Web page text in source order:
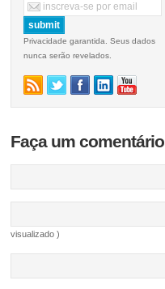
Privacidade garantida. Seus dados
nunca serão revelados.
Faça um comentário
visualizado )